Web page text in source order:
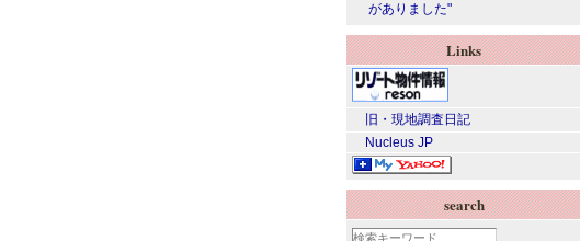
がありました"
Links
旧・現地調査日記
Nucleus JP
search